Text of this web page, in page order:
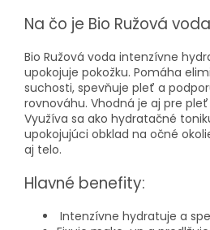
Na čo je Bio Ružová
Bio Ružová voda intenzívne
upokojuje pokožku. Pomáha
suchosti, spevňuje pleť a
rovnováhu. Vhodná je aj pre
Využíva sa ako hydratačné
upokojujúci obklad na očné
aj telo.
Hlavné benefity:
Intenzívne hydratuje a